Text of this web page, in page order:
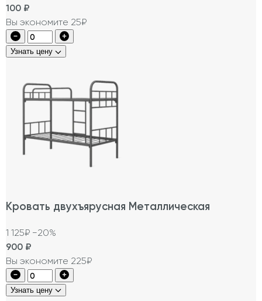
100 ₽
Вы экономите 25₽
Узнать цену
Кровать двухъярусная Металлическая
1 125₽ −20%
900 ₽
Вы экономите 225₽
Узнать цену